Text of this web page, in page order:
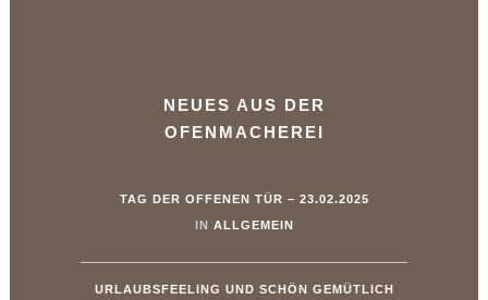
NEUES AUS DER
OFENMACHEREI
TAG DER OFFENEN TÜR – 23.02.2025
IN ALLGEMEIN
URLAUBSFEELING UND SCHÖN GEMÜTLICH